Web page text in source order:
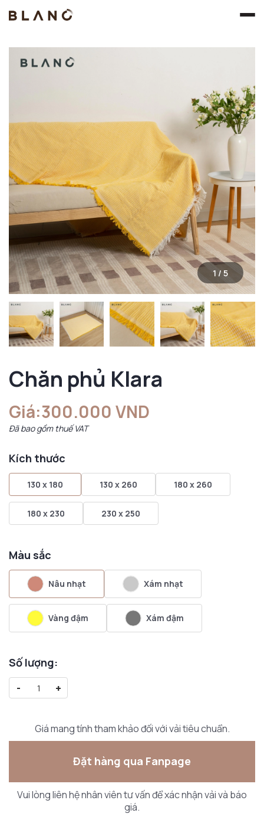
1 / 5
Chăn phủ Klara
Giá:300.000 VND
Đã bao gồm thuế VAT
Kích thước
130 x 180 130 x 260 180 x 260
180 x 230 230 x 250
Màu sắc
Nâu nhạt Xám nhạt
Vàng đậm Xám đậm
Số lượng:
-
+
Giá mang tính tham khảo đối với vải tiêu chuẩn.
Đặt hàng qua Fanpage
Vui lòng liên hệ nhân viên tư vấn để xác nhận vải và báo
giá.